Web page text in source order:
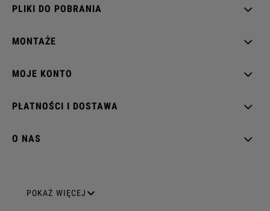
PLIKI DO POBRANIA
MONTAŻE
MOJE KONTO
PŁATNOŚCI I DOSTAWA
O NAS
GNIAZDA ELEKTRYCZNE
POKAŻ WIĘCEJ